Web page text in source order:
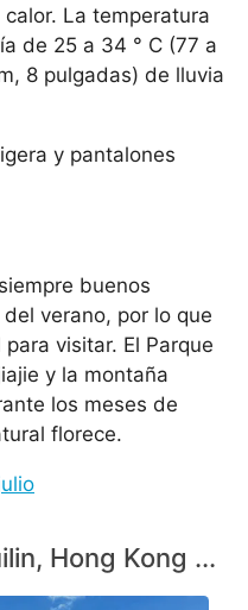
La temperatura
de 25 a 34 ° C (77 a
8 pulgadas) de lluvia
y pantalones
buenos
verano, por lo que
visitar. El Parque
y la montaña
los meses de
florece.
Hong Kong ...